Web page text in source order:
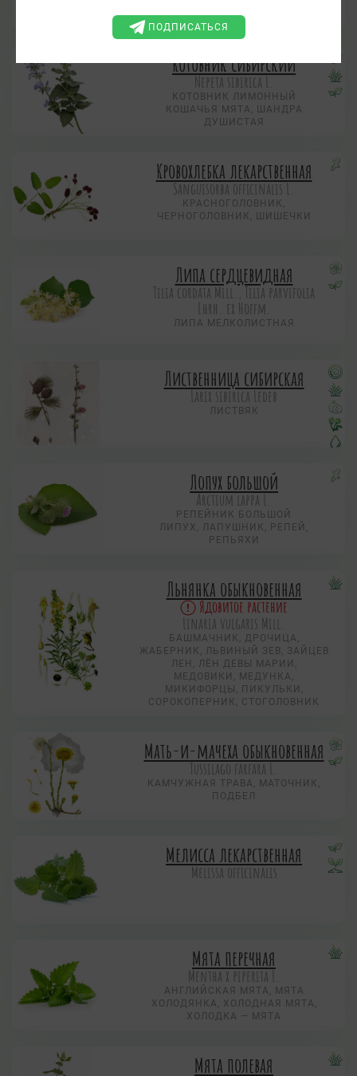
ДЕРЕВО.
Котовник сибирский
Nepeta sibirica L.
КОТОВНИК ЛИМОННЫЙ
КОШАЧЬЯ МЯТА, ШАНДРА
ДУШИСТАЯ
Кровохлебка лекарственная
Sanguisorba officinalis L.
КРАСНОГОЛОВНИК,
ЧЕРНОГОЛОВНИК, ШИШЕЧКИ
Липа сердцевидная
Tilia cordata Mill., Tilia parvifolia
Ehrh. ex Hoffm.
ЛИПА МЕЛКОЛИСТНАЯ
Лиственница сибирская
Larix sibirica Ledeb
ЛИСТВЯК
Лопух большой
Arctium lappa L.
РЕПЕЙНИК БОЛЬШОЙ
ЛИПУХ, ЛАПУШНИК, РЕПЕЙ,
РЕПЬЯХИ
Льнянка обыкновенная
Ядовитое растение
Linaria vulgaris Mill.
БАШМАЧНИК, ДРОЧИЦА,
ЖАБЕРНИК, ЛЬВИНЫЙ ЗЕВ, ЗАЙЦЕВ
ЛЕН, ЛЁН ДЕВЫ МАРИИ,
МЕДОВИКИ, МЕДУНКА,
МИКИФОРЦЫ, ПИКУЛЬКИ,
СОРОКОПЕРНИК, СТОГОЛОВНИК
Мать-и-мачеха обыкновенная
Tussilago farfara L.
КАМЧУЖНАЯ ТРАВА, МАТОЧНИК,
ПОДБЕЛ
Мелисса лекарственная
Melissa officinalis
Мята перечная
Mentha х piperita L.
АНГЛИЙСКАЯ МЯТА, МЯТА
ХОЛОДЯНКА, ХОЛОДНАЯ МЯТА,
ХОЛОДКА — МЯТА
Мята полевая
ПОДПИСАТЬСЯ